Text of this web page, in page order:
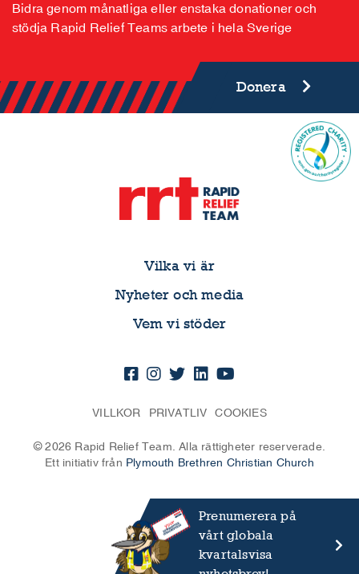
Bidra genom månatliga eller enstaka donationer och
stödja Rapid Relief Teams arbete i hela Sverige
Donera
Vilka vi är
Nyheter och media
Vem vi stöder
VILLKOR PRIVATLIV COOKIES
© 2026 Rapid Relief Team. Alla rättigheter reserverade.
Ett initiativ från Plymouth Brethren Christian Church
Prenumerera på
vårt globala
kvartalsvisa